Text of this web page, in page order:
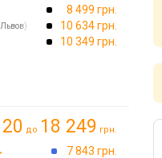
8 499 грн.
10 634 грн.
10 349 грн.
до 18 249 грн.
7 843 грн.